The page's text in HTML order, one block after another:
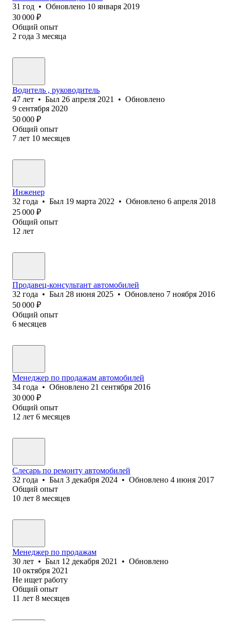
31 год • Обновлено 10 января 2019
30 000 ₽
Общий опыт
2 года 3 месяца
Водитель , руководитель
47 лет • Был 26 апреля 2021 • Обновлено
9 сентября 2020
50 000 ₽
Общий опыт
7 лет 10 месяцев
Инженер
32 года • Был 19 марта 2022 • Обновлено 6 апреля 2018
25 000 ₽
Общий опыт
12 лет
Продавец-консультант автомобилей
32 года • Был 28 июня 2025 • Обновлено 7 ноября 2016
50 000 ₽
Общий опыт
6 месяцев
Менеджер по продажам автомобилей
34 года • Обновлено 21 сентября 2016
30 000 ₽
Общий опыт
12 лет 6 месяцев
Слесарь по ремонту автомобилей
32 года • Был 3 декабря 2024 • Обновлено 4 июня 2017
Общий опыт
10 лет 8 месяцев
Менеджер по продажам
30 лет • Был 12 декабря 2021 • Обновлено
10 октября 2021
Не ищет работу
Общий опыт
11 лет 8 месяцев